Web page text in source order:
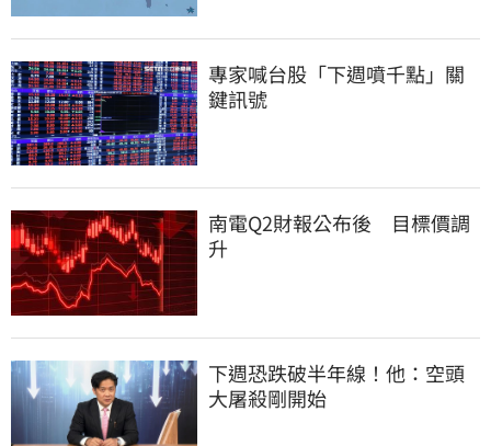
專家喊台股「下週噴千點」關
鍵訊號
南電Q2財報公布後　目標價調
升
下週恐跌破半年線！他：空頭
大屠殺剛開始